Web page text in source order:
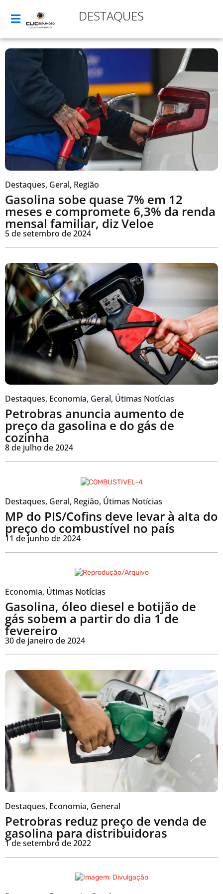
DESTAQUES
Destaques, Geral, Região
Gasolina sobe quase 7% em 12
meses e compromete 6,3% da renda
mensal familiar, diz Veloe
5 de setembro de 2024
Destaques, Economia, Geral, Útimas Notícias
Petrobras anuncia aumento de
preço da gasolina e do gás de
cozinha
8 de julho de 2024
Destaques, Geral, Região, Útimas Notícias
MP do PIS/Cofins deve levar à alta do
preço do combustível no país
11 de junho de 2024
Economia, Útimas Notícias
Gasolina, óleo diesel e botijão de
gás sobem a partir do dia 1 de
fevereiro
30 de janeiro de 2024
Destaques, Economia, General
Petrobras reduz preço de venda de
gasolina para distribuidoras
1 de setembro de 2022